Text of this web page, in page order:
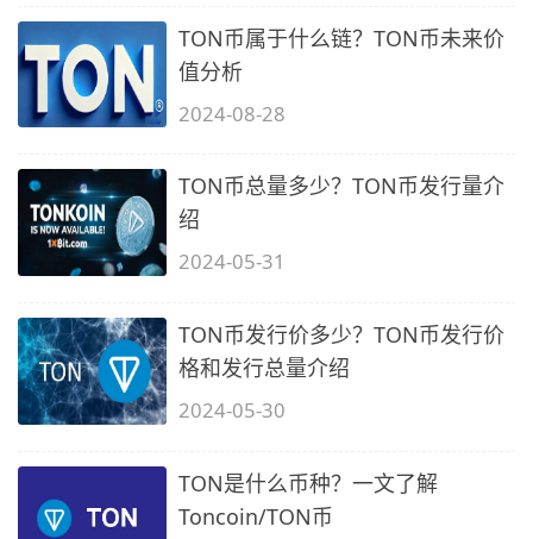
TON币属于什么链？TON币未来价
值分析
2024-08-28
TON币总量多少？TON币发行量介
绍
2024-05-31
TON币发行价多少？TON币发行价
格和发行总量介绍
2024-05-30
TON是什么币种？一文了解
Toncoin/TON币